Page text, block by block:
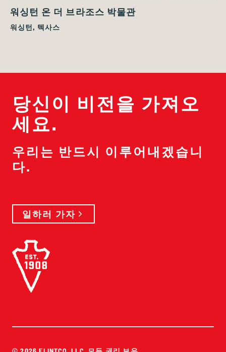
워싱턴 온 더 브라조스 박물관
워싱턴, 텍사스
당신이 비전을 가져오
세요.
우리는 반드시 이루어내겠습니
다.
일하러 가자